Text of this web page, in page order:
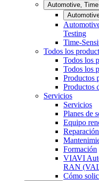
Automotive,
Testing
Time-
Todos los
Todos los
Todos los
Productos
Productos
Servicios
Servicios
Planes de
Equipo
Formación
VIAVI
RAN
Cómo